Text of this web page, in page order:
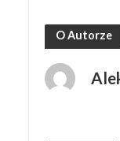
O Autorze